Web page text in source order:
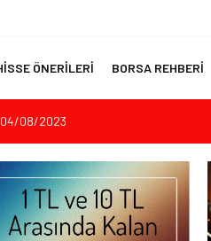
ÖNERİLERİ BORSA REHBERİ
04/08/2023
Temelini Atıyor
Yatırım Aracı
Kripto Para Piyasası
Akıllı Portföy Stratejileri